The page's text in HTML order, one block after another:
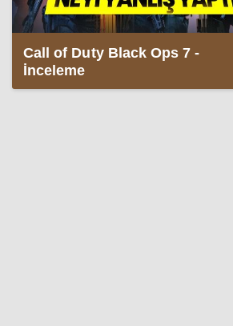
Call of Duty Black Ops 7 -
İnceleme